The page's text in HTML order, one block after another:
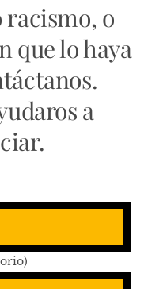
racismo, o
que lo haya
a